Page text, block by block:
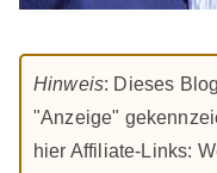
Hinweis: Dieses
"Anzeige"
hier Affiliate-Links: